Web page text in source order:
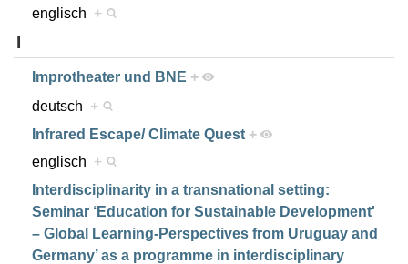
englisch +
I
Improtheater und BNE +
deutsch +
Infrared Escape/ Climate Quest +
englisch +
Interdisciplinarity in a transnational setting:
Seminar ‘Education for Sustainable Development'
– Global Learning-Perspectives from Uruguay and
Germany’ as a programme in interdisciplinary